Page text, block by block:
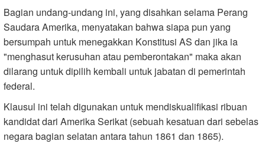
Bagian undang-undang ini, yang disahkan selama Perang
Saudara Amerika, menyatakan bahwa siapa pun yang
bersumpah untuk menegakkan Konstitusi AS dan jika ia
"menghasut kerusuhan atau pemberontakan" maka akan
dilarang untuk dipilih kembali untuk jabatan di pemerintah
federal.
Klausul ini telah digunakan untuk mendiskualifikasi ribuan
kandidat dari Amerika Serikat (sebuah kesatuan dari sebelas
negara bagian selatan antara tahun 1861 dan 1865).